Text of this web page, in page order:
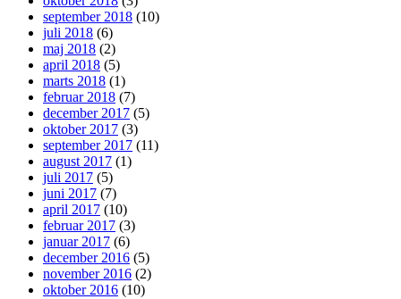
september 2018 (10)
juli 2018 (6)
maj 2018 (2)
april 2018 (5)
marts 2018 (1)
februar 2018 (7)
december 2017 (5)
oktober 2017 (3)
september 2017 (11)
august 2017 (1)
juli 2017 (5)
juni 2017 (7)
april 2017 (10)
februar 2017 (3)
januar 2017 (6)
december 2016 (5)
november 2016 (2)
oktober 2016 (10)